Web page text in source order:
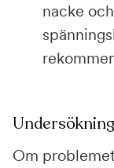
nacke
Undersökning
Om